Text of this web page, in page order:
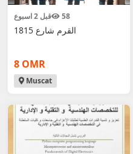
قبل 2 اسبوع 58
القرم شارع 1815
8 OMR
Muscat